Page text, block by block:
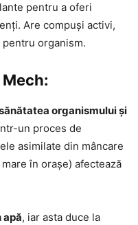
pentru a oferi
Are compuși activi,
organism.
organismului și
un proces de
asimilate din mâncare
în orașe) afectează
apă, iar asta duce la